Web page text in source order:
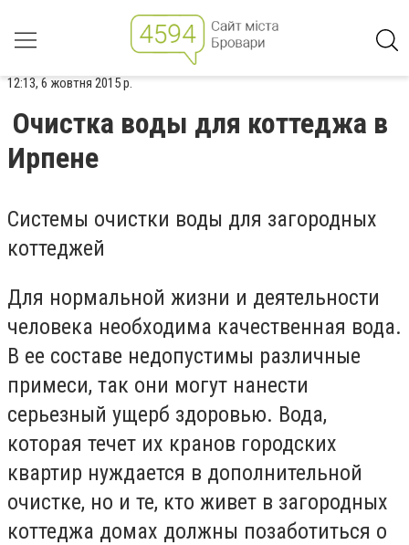
12:13, 6 жовтня 2015 р.
Очистка воды для коттеджа в
Ирпене
Системы очистки воды для загородных
коттеджей
Для нормальной жизни и деятельности
человека необходима качественная вода.
В ее составе недопустимы различные
примеси, так они могут нанести
серьезный ущерб здоровью. Вода,
которая течет их кранов городских
квартир нуждается в дополнительной
очистке, но и те, кто живет в загородных
коттеджа домах должны позаботиться о